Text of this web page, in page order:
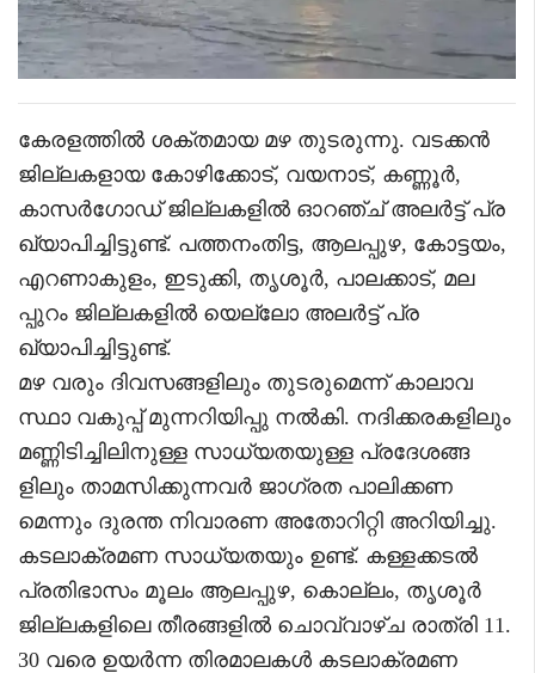
കേരളത്തിൽ ശക്തമായ മഴ തുടരുന്നു. വടക്കൻ
ജില്ലകളായ കോഴിക്കോട്, വയനാട്, കണ്ണൂർ,
കാസർഗോഡ് ജില്ലകളിൽ ഓറഞ്ച് അലർട്ട് പ്ര
ഖ്യാപിച്ചിട്ടുണ്ട്. പത്തനംതിട്ട, ആലപ്പുഴ, കോട്ടയം,
എറണാകുളം, ഇടുക്കി, തൃശൂർ, പാലക്കാട്, മല
പ്പുറം ജില്ലകളിൽ യെല്ലോ അലർട്ട് പ്ര
ഖ്യാപിച്ചിട്ടുണ്ട്.
മഴ വരും ദിവസങ്ങളിലും തുടരുമെന്ന് കാലാവ
സ്ഥാ വകുപ്പ് മുന്നറിയിപ്പു നൽകി. നദിക്കരകളിലും
മണ്ണിടിച്ചിലിനുള്ള സാധ്യതയുള്ള പ്രദേശങ്ങ
ളിലും താമസിക്കുന്നവർ ജാഗ്രത പാലിക്കണ
മെന്നും ദുരന്ത നിവാരണ അതോറിറ്റി അറിയിച്ചു.
കടലാക്രമണ സാധ്യതയും ഉണ്ട്. കള്ളക്കടൽ
പ്രതിഭാസം മൂലം ആലപ്പുഴ, കൊല്ലം, തൃശൂർ
ജില്ലകളിലെ തീരങ്ങളിൽ ചൊവ്വാഴ്ച രാത്രി 11.
30 വരെ ഉയർന്ന തിരമാലകൾ കടലാക്രമണ